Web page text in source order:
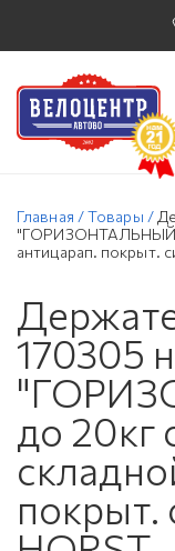
Главная /Товары /
"ГОРИЗОНТАЛЬНЫЙ"
антицарап. покрыт.
170305
до 20кг
покрыт.